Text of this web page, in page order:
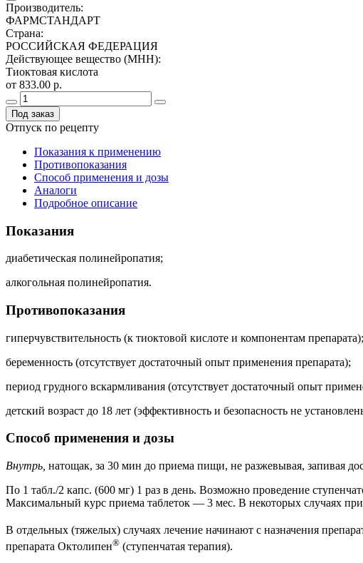
Производитель:
ФАРМСТАНДАРТ
Страна:
РОССИЙСКАЯ ФЕДЕРАЦИЯ
Действующее вещество (МНН):
Тиоктовая кислота
от 833.00 р.
Под заказ
Отпуск по рецепту
Показания к применению
Противопоказания
Способ применения и дозы
Аналоги
Подробное описание
Показания
диабетическая полинейропатия;
алкогольная полинейропатия.
Противопоказания
гиперчувствительность (к тиоктовой кислоте и компонентам препарата);
беременность (отсутствует достаточный опыт применения препарата);
период грудного вскармливания (отсутствует достаточный опыт
детский возраст до 18 лет (эффективность и безопасность не
Способ применения и дозы
Внутрь, натощак, за 30 мин до приема пищи, не разжевывая, запивая
По 1 табл./2 капс. (600 мг) 1 раз в день. Возможно проведение
Максимальный курс приема таблеток — 3 мес. В некоторых случаях
В отдельных (тяжелых) случаях лечение начинают с назначения
препарата Октолипен® (ступенчатая терапия).